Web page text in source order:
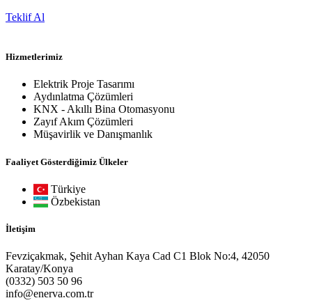
Teklif Al
Hizmetlerimiz
Elektrik Proje Tasarımı
Aydınlatma Çözümleri
KNX - Akıllı Bina Otomasyonu
Zayıf Akım Çözümleri
Müşavirlik ve Danışmanlık
Faaliyet Gösterdiğimiz Ülkeler
Türkiye
Özbekistan
İletişim
Fevziçakmak, Şehit Ayhan Kaya Cad C1 Blok No:4, 42050
Karatay/Konya
(0332) 503 50 96
info@enerva.com.tr